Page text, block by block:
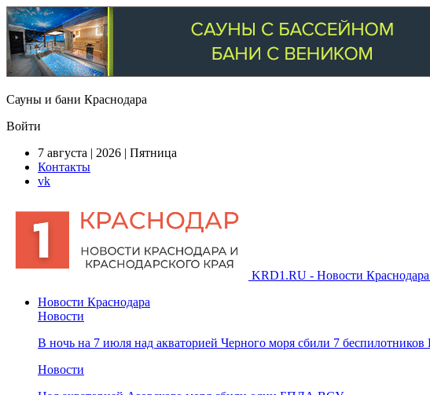
Сауны и бани Краснодара
Войти
7 августа | 2026 | Пятница
Контакты
vk
KRD1.RU - Новости Краснодара
Новости Краснодара
Новости
В ночь на 7 июля над акваторией Черного моря сбили 7
Новости